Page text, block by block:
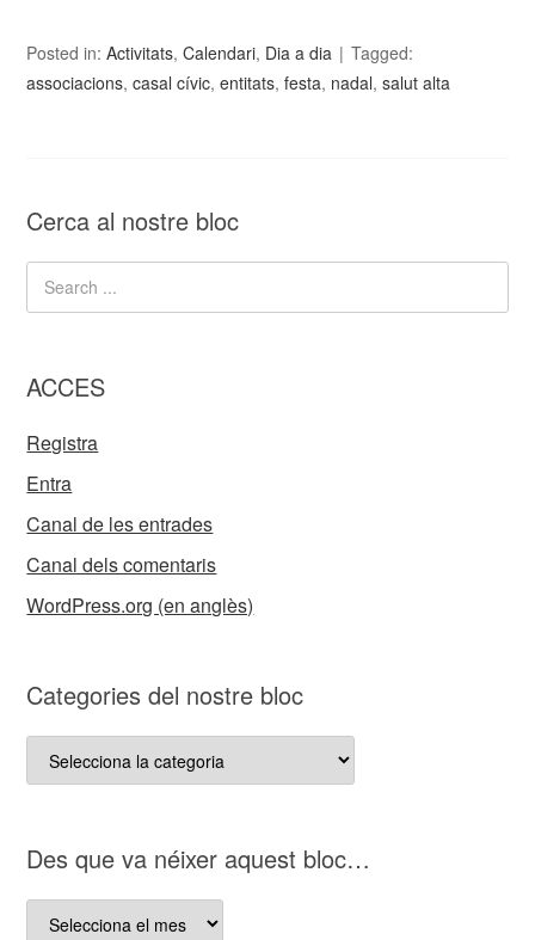
Posted in:Activitats,Calendari, Dia a dia
Tagged:
associacions,casal cívic,entitats,festa, nadal,salut alta
Cerca al nostre bloc
ACCES
Registra
Entra
Canal de les entrades
Canal dels comentaris
WordPress.org (en anglès)
Categories del nostre bloc
Categories
del
D es que va néixer aquest bloc…
D es